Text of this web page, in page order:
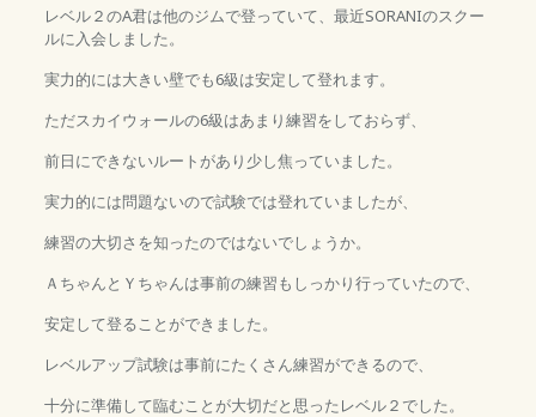
レベル２のA君は他のジムで登っていて、最近SORANIのスクー
ルに入会しました。
実力的には大きい壁でも6級は安定して登れます。
ただスカイウォールの6級はあまり練習をしておらず、
前日にできないルートがあり少し焦っていました。
実力的には問題ないので試験では登れていましたが、
練習の大切さを知ったのではないでしょうか。
ＡちゃんとＹちゃんは事前の練習もしっかり行っていたので、
安定して登ることができました。
レベルアップ試験は事前にたくさん練習ができるので、
十分に準備して臨むことが大切だと思ったレベル２でした。